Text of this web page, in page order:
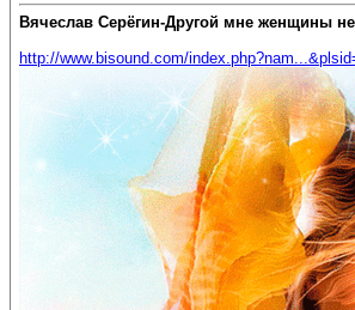
Вячеслав Серёгин-Другой мне женщины
http://www.bisound.com/